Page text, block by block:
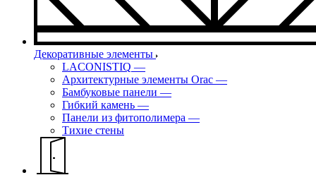
Декоративные элементы
LACONISTIQ —
Архитектурные элементы Orac —
Бамбуковые панели —
Гибкий камень —
Панели из фитополимера —
Тихие стены